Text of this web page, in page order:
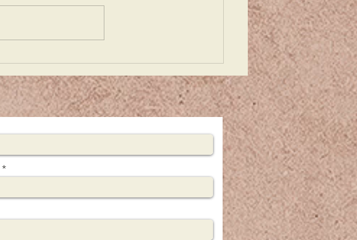
¡Agenda una
cita y Vive en
Plenitud!